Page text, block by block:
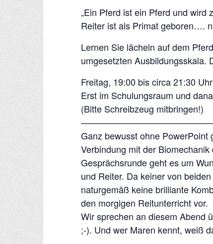
„Ein Pferd ist ein Pferd und wird
Reiter ist als Primat geboren….
Lernen Sie lächeln auf dem
umgesetzten Ausbildungsskala.
Freitag, 19:00 bis circa 21:30
Erst im Schulungsraum und
(Bitte Schreibzeug mitbringen!)
Ganz bewusst ohne
Verbindung mit der
Gesprächsrunde geht es um
und Reiter. Da keiner von
naturgemäß keine brilliante
den morgigen Reitunterricht vor.
Wir sprechen an diesem Abend
;-). Und wer Maren kennt, weiß